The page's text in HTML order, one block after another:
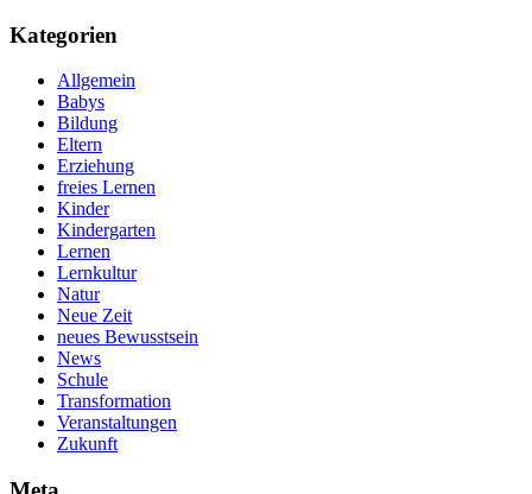
Kategorien
Allgemein
Babys
Bildung
Eltern
Erziehung
freies Lernen
Kinder
Kindergarten
Lernen
Lernkultur
Natur
Neue Zeit
neues Bewusstsein
News
Schule
Transformation
Veranstaltungen
Zukunft